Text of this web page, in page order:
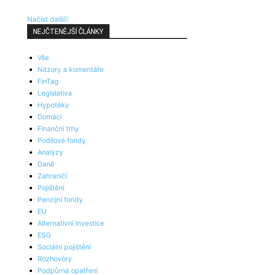
Načíst další
NEJČTENĚJŠÍ ČLÁNKY
Vše
Názory a komentáře
FinTag
Legislativa
Hypotéky
Domácí
Finanční trhy
Podílové fondy
Analýzy
Daně
Zahraničí
Pojištění
Penzijní fondy
EU
Alternativní investice
ESG
Sociální pojištění
Rozhovory
Podpůrná opatření